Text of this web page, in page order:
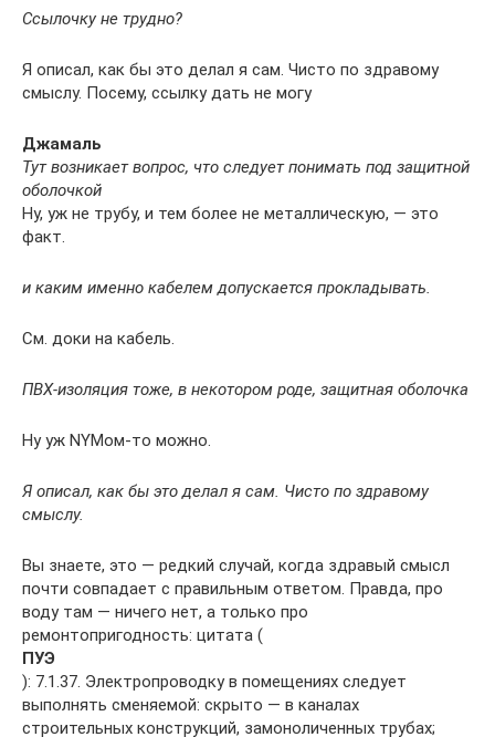
Ссылочку не трудно?
Я описал, как бы это делал я сам. Чисто по здравому
смыслу. Посему, ссылку дать не могу
Джамаль
Тут возникает вопрос, что следует понимать под защитной
оболочкой
Ну, уж не трубу, и тем более не металлическую, — это
факт.
и каким именно кабелем допускается прокладывать.
См. доки на кабель.
ПВХ-изоляция тоже, в некотором роде, защитная оболочка
Ну уж NYMом-то можно.
Я описал, как бы это делал я сам. Чисто по здравому
смыслу.
Вы знаете, это — редкий случай, когда здравый смысл
почти совпадает с правильным ответом. Правда, про
воду там — ничего нет, а только про
ремонтопригодность: цитата (
ПУЭ
): 7.1.37. Электропроводку в помещениях следует
выполнять сменяемой: скрыто — в каналах
строительных конструкций, замоноличенных трубах;